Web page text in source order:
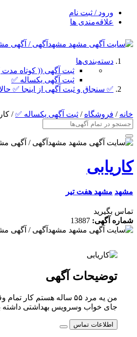
ورود / ثبت نام
علاقه‌مندی ها
دسته‌بندی‌ها
ثبت آگهی (( کوتاه مدت
ثبت آگهی یکساله ✅
✅ سنجاق و ثبت آگهی از اینجا ✅
خانه / فروشگاه / ثبت آگهی یکساله ✅/
کاریابی
مشهد مشهد هفت تیر
تماس بگیرید
شماره آگهی: 13887
توضیحات آگهی
من یه مرد ۵۵ ساله هستم کار
جای خواب وسرویس بهداشتی داشته
اطلاعات تماس